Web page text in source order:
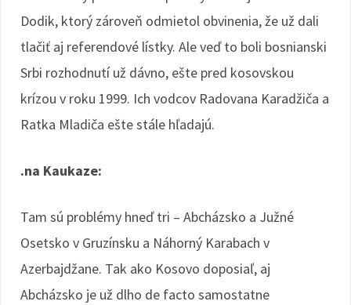
Dodik, ktorý zároveň odmietol obvinenia, že už dali
tlačiť aj referendové lístky. Ale veď to boli bosnianski
Srbi rozhodnutí už dávno, ešte pred kosovskou
krízou v roku 1999. Ich vodcov Radovana Karadžiča a
Ratka Mladiča ešte stále hľadajú.
.na Kaukaze:
Tam sú problémy hneď tri – Abcházsko a Južné
Osetsko v Gruzínsku a Náhorný Karabach v
Azerbajdžane. Tak ako Kosovo doposiaľ, aj
Abcházsko je už dlho de facto samostatne